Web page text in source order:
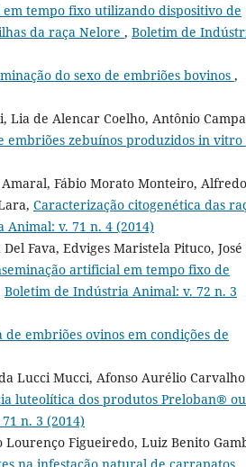
tempo fixo utilizando dispositivo de
da raça Nelore , Boletim de
do sexo de embriões bovinos ,
de Alencar Coelho, Antônio
embriões zebuínos produzidos in vitro
Fábio Morato Monteiro, Alfredo
Caracterização citogenética das
v. 71 n. 4 (2014)
Fava, Edviges Maristela Pituco, José
artificial em tempo fixo de
Boletim de Indústria Animal: v. 72 n. 3
embriões ovinos em condições de
Lucci Mucci, Afonso Aurélio Carvalho
luteolítica dos produtos Preloban® ou
n. 3 (2014)
Lourenço Figueiredo, Luiz Benito
na infestação natural de carrapatos